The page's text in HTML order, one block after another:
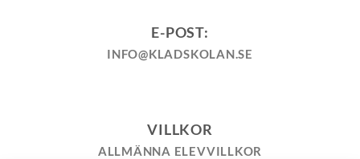
E-POST:
INFO@KLADSKOLAN.SE
VILLKOR
ALLMÄNNA ELEVVILLKOR